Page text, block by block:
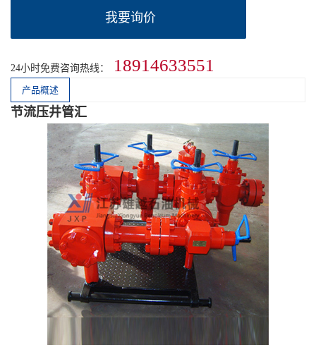
我要询价
24小时免费咨询热线： 18914633551
产品概述
节流压井管汇